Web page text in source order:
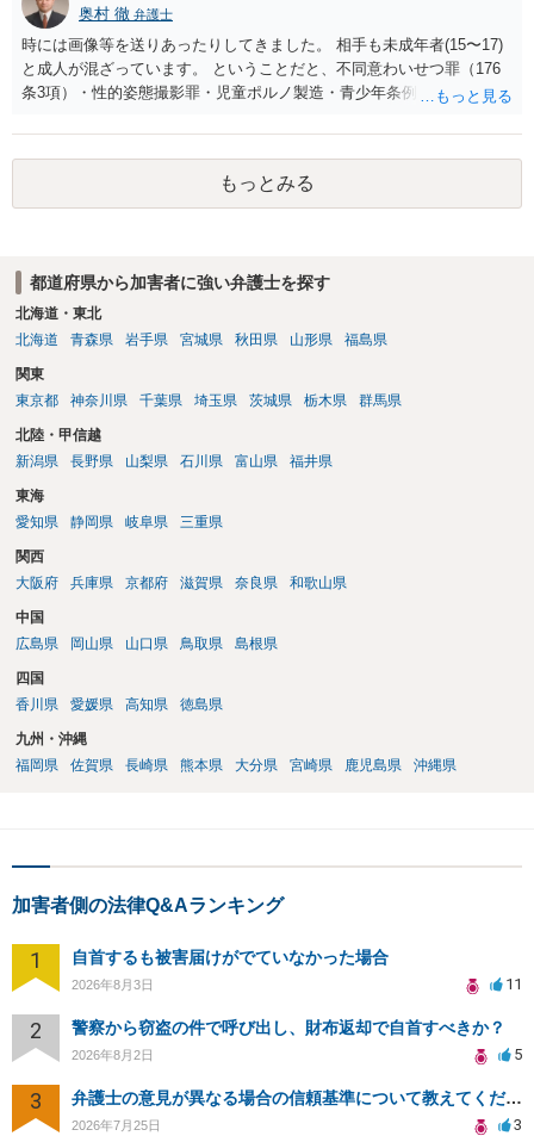
奥村 徹 弁護士
時には画像等を送りあったりしてきました。 相手も未成年者(15〜17)
と成人が混ざっています。 ということだと、不同意わいせつ罪（176
条3項）・性的姿態撮影罪・児童ポルノ製造・青少年条例違反（わいせ
で、警察にバレれば、それなりの捜査を受けるでしょう。
もっとみる
都道府県から加害者に強い弁護士を探す
北海道・東北
北海道
青森県 岩手県 宮城県 秋田県 山形県 福島県
関東
東京都
神奈川県 千葉県 埼玉県 茨城県 栃木県 群馬県
北陸・甲信越
新潟県
長野県 山梨県 石川県 富山県 福井県
東海
愛知県
静岡県 岐阜県 三重県
関西
大阪府
兵庫県 京都府 滋賀県 奈良県 和歌山県
中国
広島県
岡山県 山口県 鳥取県 島根県
四国
香川県
愛媛県 高知県 徳島県
九州・沖縄
福岡県
佐賀県 長崎県 熊本県 大分県 宮崎県 鹿児島県 沖縄県
加害者側の法律Q&Aランキング
1 自首するも被害届けがでていなかった場合
2026年8月3日 11
2 警察から窃盗の件で呼び出し、財布返却で自首すべきか？
2026年8月2日 5
3 弁護士の意見が異なる場合の信頼基準について教えてください
2026年7月25日 3